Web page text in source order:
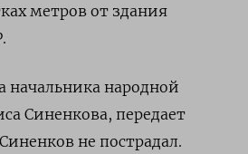
метров от здания
начальника народной
Синенкова, передает
не пострадал.